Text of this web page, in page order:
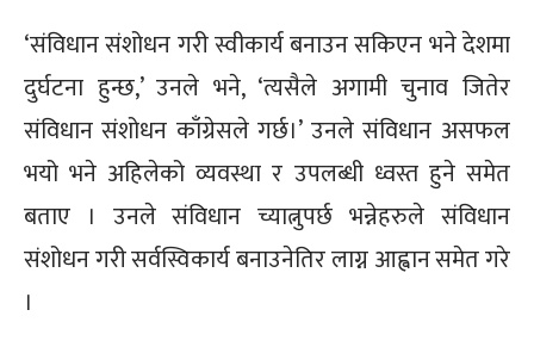
‘संविधान संशोधन गरी स्वीकार्य बनाउन सकिएन भने देशमा
दुर्घटना हुन्छ,’ उनले भने, ‘त्यसैले अगामी चुनाव जितेर
संविधान संशोधन काँग्रेसले गर्छ।’ उनले संविधान असफल
भयो भने अहिलेको व्यवस्था र उपलब्धी ध्वस्त हुने समेत
बताए । उनले संविधान च्यात्नुपर्छ भन्नेहरुले संविधान
संशोधन गरी सर्वस्विकार्य बनाउनेतिर लाग्न आह्वान समेत गरे
।